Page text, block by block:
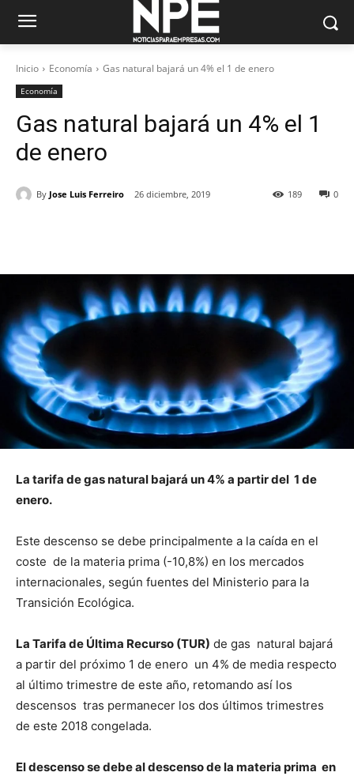
Inicio Economía Gas natural bajará un 4% el 1 de enero
Economía
Gas natural bajará un 4% el 1
de enero
By Jose Luis Ferreiro 26 diciembre, 2019 0
189
La tarifa de gas natural bajará un 4% a partir del 1 de
enero.
Este descenso se debe principalmente a la caída en el
coste de la materia prima (-10,8%) en los mercados
internacionales, según fuentes del Ministerio para la
Transición Ecológica.
La Tarifa de Última Recurso (TUR) de gas natural bajará
a partir del próximo 1 de enero un 4% de media respecto
al último trimestre de este año, retomando así los
descensos tras permanecer los dos últimos trimestres
de este 2018 congelada.
El descenso se debe al descenso de la materia prima en